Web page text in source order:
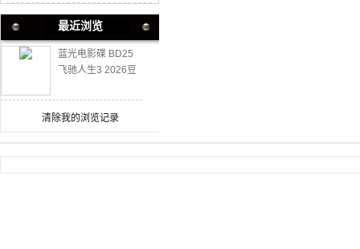
最近浏览
蓝光电影碟 BD25
飞驰人生3 2026豆
清除我的浏览记录